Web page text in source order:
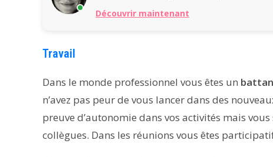
Découvrir maintenant
Travail
Dans le monde professionnel vous êtes un
n’avez pas peur de vous lancer dans des
preuve d’autonomie dans vos activités mais
collègues. Dans les réunions vous êtes